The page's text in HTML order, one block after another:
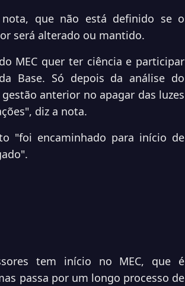
que não está definido se o
será alterado ou mantido.
MEC quer ter ciência e participar
Base. Só depois da análise do
anterior no apagar das luzes
diz a nota.
"foi encaminhado para início de
tem início no MEC, que é
passa por um longo processo de